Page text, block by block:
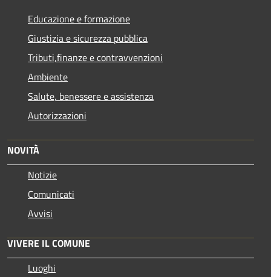
Educazione e formazione
Giustizia e sicurezza pubblica
Tributi,finanze e contravvenzioni
Ambiente
Salute, benessere e assistenza
Autorizzazioni
NOVITÀ
Notizie
Comunicati
Avvisi
VIVERE IL COMUNE
Luoghi